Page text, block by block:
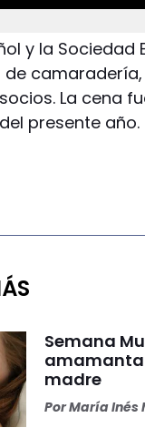
y la
de
La cena
presente año.
Semana
madre
PorMaría Inés